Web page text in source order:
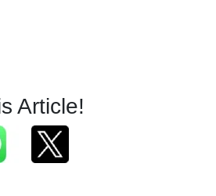
Article!